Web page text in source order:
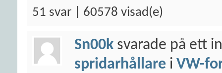
51 svar | 60578 visad(e)
Sn00k svarade på ett
spridarhållare i VW-